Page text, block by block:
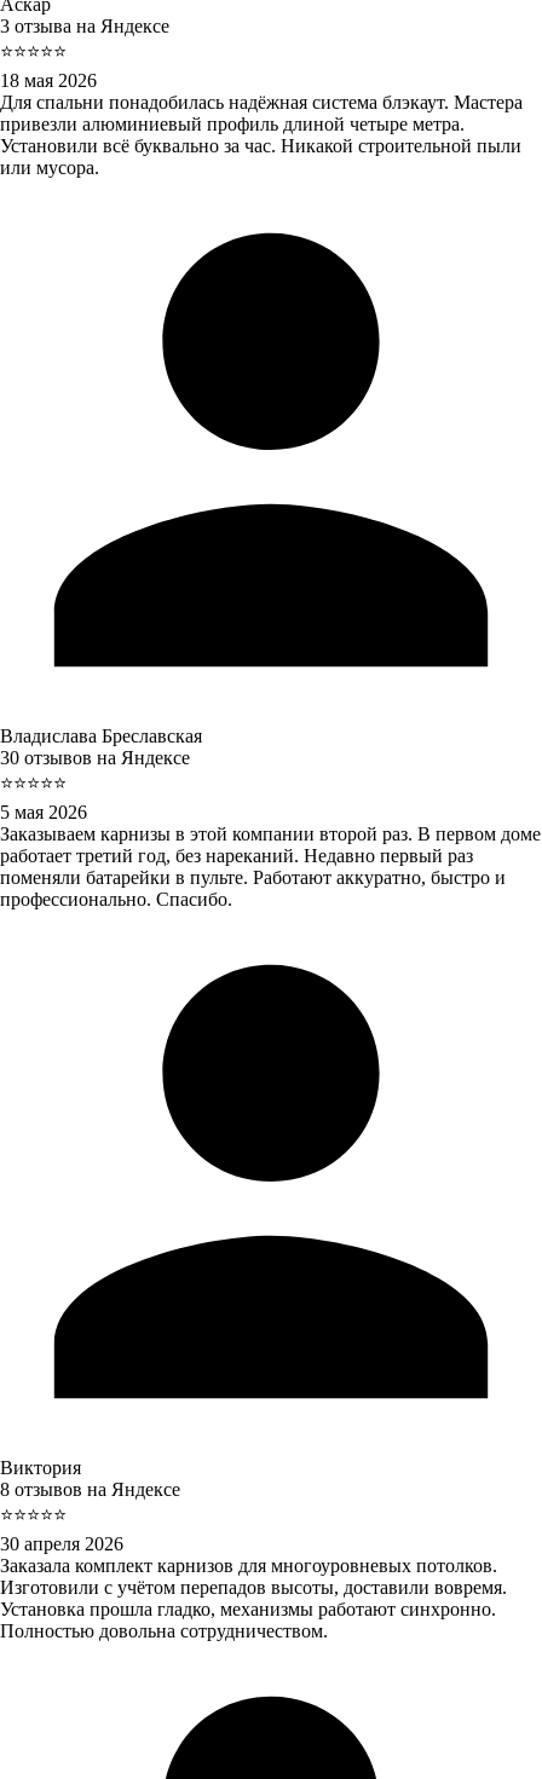
Аскар
3 отзыва на Яндексе
⭐⭐⭐⭐⭐
18 мая 2026
Для спальни понадобилась надёжная система блэкаут. Мастера
привезли алюминиевый профиль длиной четыре метра.
Установили всё буквально за час. Никакой строительной пыли
или мусора.
Владислава Бреславская
30 отзывов на Яндексе
⭐⭐⭐⭐⭐
5 мая 2026
Заказываем карнизы в этой компании второй раз. В первом доме
работает третий год, без нареканий. Недавно первый раз
поменяли батарейки в пульте. Работают аккуратно, быстро и
профессионально. Спасибо.
Виктория
8 отзывов на Яндексе
⭐⭐⭐⭐⭐
30 апреля 2026
Заказала комплект карнизов для многоуровневых потолков.
Изготовили с учётом перепадов высоты, доставили вовремя.
Установка прошла гладко, механизмы работают синхронно.
Полностью довольна сотрудничеством.